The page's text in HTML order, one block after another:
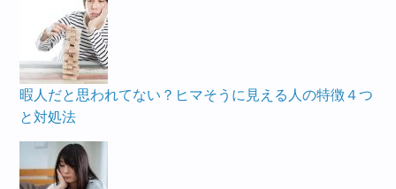
暇人だと思われてない？ヒマそうに見える人の特徴４つ
と対処法